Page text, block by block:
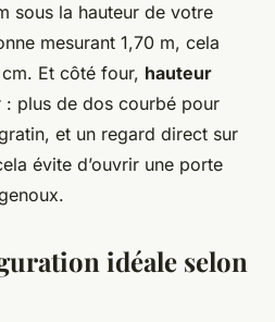
sous la hauteur de votre
mesurant 1,70 m, cela
Et côté four, hauteur
: plus de dos courbé pour
et un regard direct sur
évite d’ouvrir une porte
idéale selon